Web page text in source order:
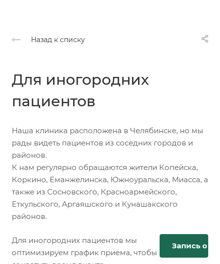
Назад к списку
Для иногородних
пациентов
Наша клиника расположена в Челябинске, но мы
рады видеть пациентов из соседних городов и
районов.
К нам регулярно обращаются жители Копейска,
Коркино, Еманжелинска, Южноуральска, Миасса, а
также из Сосновского, Красноармейского,
Еткульского, Аргаяшского и Кунашакского
районов.
Для иногородних пациентов мы
оптимизируем график приёма, чтобы
Запись